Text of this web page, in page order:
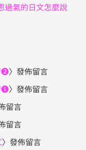
過氣的日文怎麼說
❷〉發佈留言
❶〉發佈留言
留言
留言
〉發佈留言